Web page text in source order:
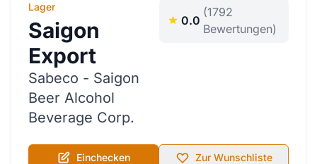
Lager
Saigon
Export
Sabeco - Saigon
Beer Alcohol
Beverage Corp.
0.0
(1792
Bewertungen)
Einchecken Zur Wunschliste